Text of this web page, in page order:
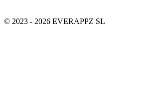
© 2023 - 2026 EVERAPPZ SL